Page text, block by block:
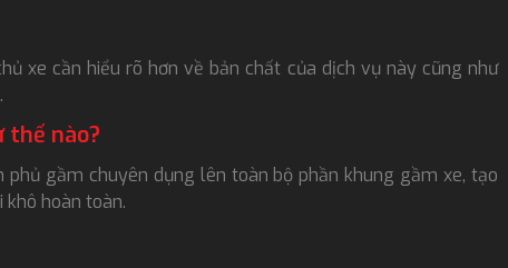
xe cần hiểu rõ hơn về bản chất của dịch vụ này cũng như
thế nào?
phủ gầm chuyên dụng lên toàn bộ phần khung gầm xe, tạo
hoàn toàn.